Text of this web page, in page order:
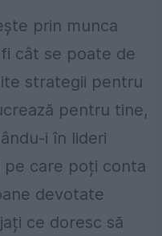
prin munca
cât se poate de
strategii pentru
pentru tine,
i în lideri
care poți conta
devotate
ce doresc să